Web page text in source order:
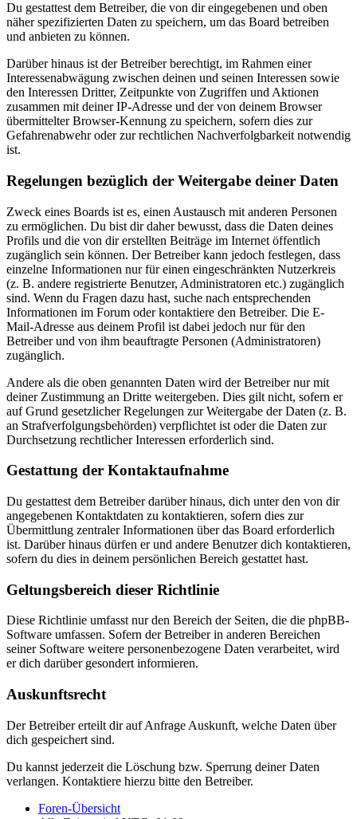
Du gestattest dem Betreiber, die von dir eingegebenen und oben
näher spezifizierten Daten zu speichern, um das Board betreiben
und anbieten zu können.
Darüber hinaus ist der Betreiber berechtigt, im Rahmen einer
Interessenabwägung zwischen deinen und seinen Interessen sowie
den Interessen Dritter, Zeitpunkte von Zugriffen und Aktionen
zusammen mit deiner IP-Adresse und der von deinem Browser
übermittelter Browser-Kennung zu speichern, sofern dies zur
Gefahrenabwehr oder zur rechtlichen Nachverfolgbarkeit notwendig
ist.
Regelungen bezüglich der Weitergabe deiner Daten
Zweck eines Boards ist es, einen Austausch mit anderen Personen
zu ermöglichen. Du bist dir daher bewusst, dass die Daten deines
Profils und die von dir erstellten Beiträge im Internet öffentlich
zugänglich sein können. Der Betreiber kann jedoch festlegen, dass
einzelne Informationen nur für einen eingeschränkten Nutzerkreis
(z. B. andere registrierte Benutzer, Administratoren etc.) zugänglich
sind. Wenn du Fragen dazu hast, suche nach entsprechenden
Informationen im Forum oder kontaktiere den Betreiber. Die E-
Mail-Adresse aus deinem Profil ist dabei jedoch nur für den
Betreiber und von ihm beauftragte Personen (Administratoren)
zugänglich.
Andere als die oben genannten Daten wird der Betreiber nur mit
deiner Zustimmung an Dritte weitergeben. Dies gilt nicht, sofern er
auf Grund gesetzlicher Regelungen zur Weitergabe der Daten (z. B.
an Strafverfolgungsbehörden) verpflichtet ist oder die Daten zur
Durchsetzung rechtlicher Interessen erforderlich sind.
Gestattung der Kontaktaufnahme
Du gestattest dem Betreiber darüber hinaus, dich unter den von dir
angegebenen Kontaktdaten zu kontaktieren, sofern dies zur
Übermittlung zentraler Informationen über das Board erforderlich
ist. Darüber hinaus dürfen er und andere Benutzer dich kontaktieren,
sofern du dies in deinem persönlichen Bereich gestattet hast.
Geltungsbereich dieser Richtlinie
Diese Richtlinie umfasst nur den Bereich der Seiten, die die phpBB-
Software umfassen. Sofern der Betreiber in anderen Bereichen
seiner Software weitere personenbezogene Daten verarbeitet, wird
er dich darüber gesondert informieren.
Auskunftsrecht
Der Betreiber erteilt dir auf Anfrage Auskunft, welche Daten über
dich gespeichert sind.
Du kannst jederzeit die Löschung bzw. Sperrung deiner Daten
verlangen. Kontaktiere hierzu bitte den Betreiber.
Foren-Übersicht